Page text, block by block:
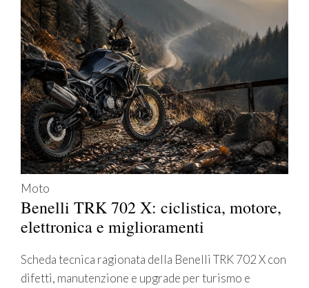
Moto
Benelli TRK 702 X: ciclistica, motore,
elettronica e miglioramenti
Scheda tecnica ragionata della Benelli TRK 702 X con
difetti, manutenzione e upgrade per turismo e